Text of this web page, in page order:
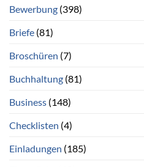
Bewerbung (398)
Briefe (81)
Broschüren (7)
Buchhaltung (81)
Business (148)
Checklisten (4)
Einladungen (185)